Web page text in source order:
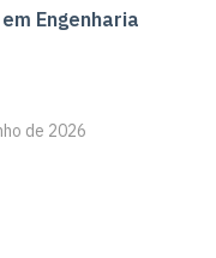
Engenharia
de 2026